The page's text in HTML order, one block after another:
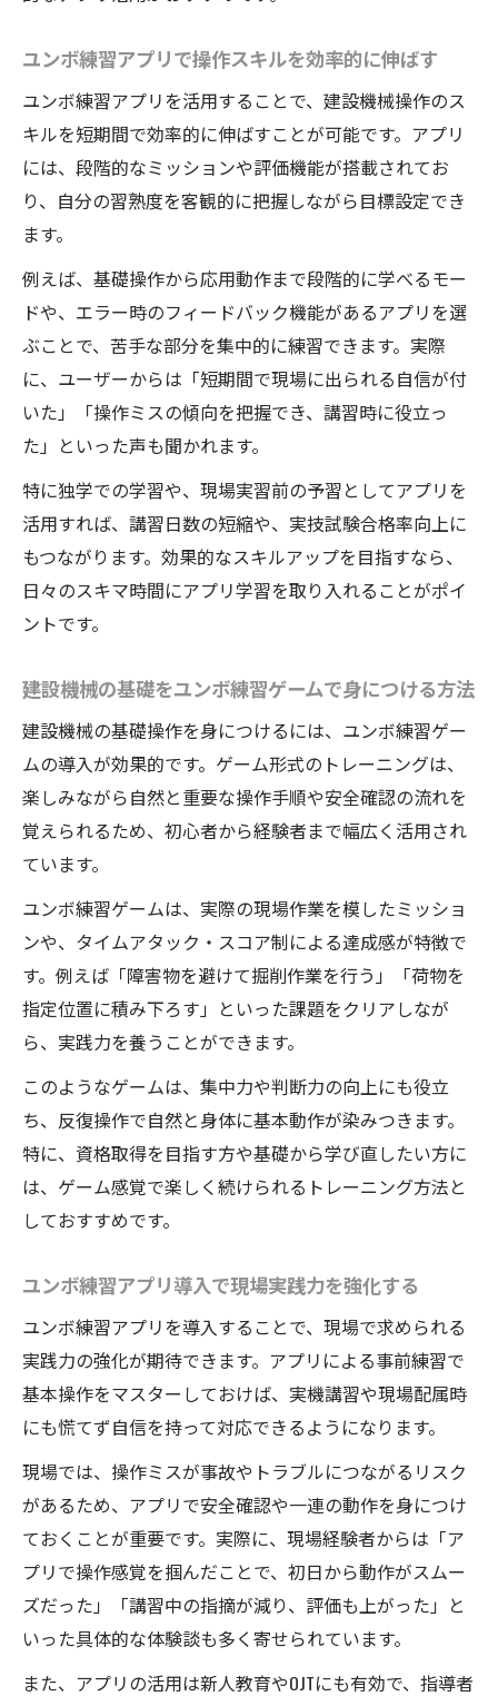
ユンボ練習アプリで操作スキルを効率的に伸ばす
ユンボ練習アプリを活用することで、建設機械操作のス
キルを短期間で効率的に伸ばすことが可能です。アプリ
には、段階的なミッションや評価機能が搭載されてお
り、自分の習熟度を客観的に把握しながら目標設定でき
ます。
例えば、基礎操作から応用動作まで段階的に学べるモー
ドや、エラー時のフィードバック機能があるアプリを選
ぶことで、苦手な部分を集中的に練習できます。実際
に、ユーザーからは「短期間で現場に出られる自信が付
いた」「操作ミスの傾向を把握でき、講習時に役立っ
た」といった声も聞かれます。
特に独学での学習や、現場実習前の予習としてアプリを
活用すれば、講習日数の短縮や、実技試験合格率向上に
もつながります。効果的なスキルアップを目指すなら、
日々のスキマ時間にアプリ学習を取り入れることがポイ
ントです。
建設機械の基礎をユンボ練習ゲームで身につける方法
建設機械の基礎操作を身につけるには、ユンボ練習ゲー
ムの導入が効果的です。ゲーム形式のトレーニングは、
楽しみながら自然と重要な操作手順や安全確認の流れを
覚えられるため、初心者から経験者まで幅広く活用され
ています。
ユンボ練習ゲームは、実際の現場作業を模したミッショ
ンや、タイムアタック・スコア制による達成感が特徴で
す。例えば「障害物を避けて掘削作業を行う」「荷物を
指定位置に積み下ろす」といった課題をクリアしなが
ら、実践力を養うことができます。
このようなゲームは、集中力や判断力の向上にも役立
ち、反復操作で自然と身体に基本動作が染みつきます。
特に、資格取得を目指す方や基礎から学び直したい方に
は、ゲーム感覚で楽しく続けられるトレーニング方法と
しておすすめです。
ユンボ練習アプリ導入で現場実践力を強化する
ユンボ練習アプリを導入することで、現場で求められる
実践力の強化が期待できます。アプリによる事前練習で
基本操作をマスターしておけば、実機講習や現場配属時
にも慌てず自信を持って対応できるようになります。
現場では、操作ミスが事故やトラブルにつながるリスク
があるため、アプリで安全確認や一連の動作を身につけ
ておくことが重要です。実際に、現場経験者からは「ア
プリで操作感覚を掴んだことで、初日から動作がスムー
ズだった」「講習中の指摘が減り、評価も上がった」と
いった具体的な体験談も多く寄せられています。
また、アプリの活用は新人教育やOJTにも有効で、指導者